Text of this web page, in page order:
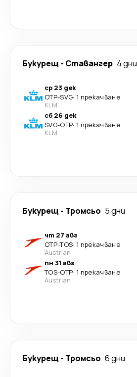
Букурещ - Ставангер 4 дни
ср 23 дек
OTP-SVG· 1 прекачване
KLM
сб 26 дек
SVG-OTP· 1 прекачване
KLM
Букурещ - Тромсьо 5 дни
чт 27 авг
OTP-TOS· 1 прекачване
Austrian
пн 31 авг
TOS-OTP· 1 прекачване
Austrian
Букурещ - Тромсьо 6 дни